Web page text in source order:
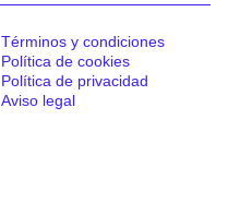
Términos y condiciones
Política de cookies
Política de privacidad
Aviso legal